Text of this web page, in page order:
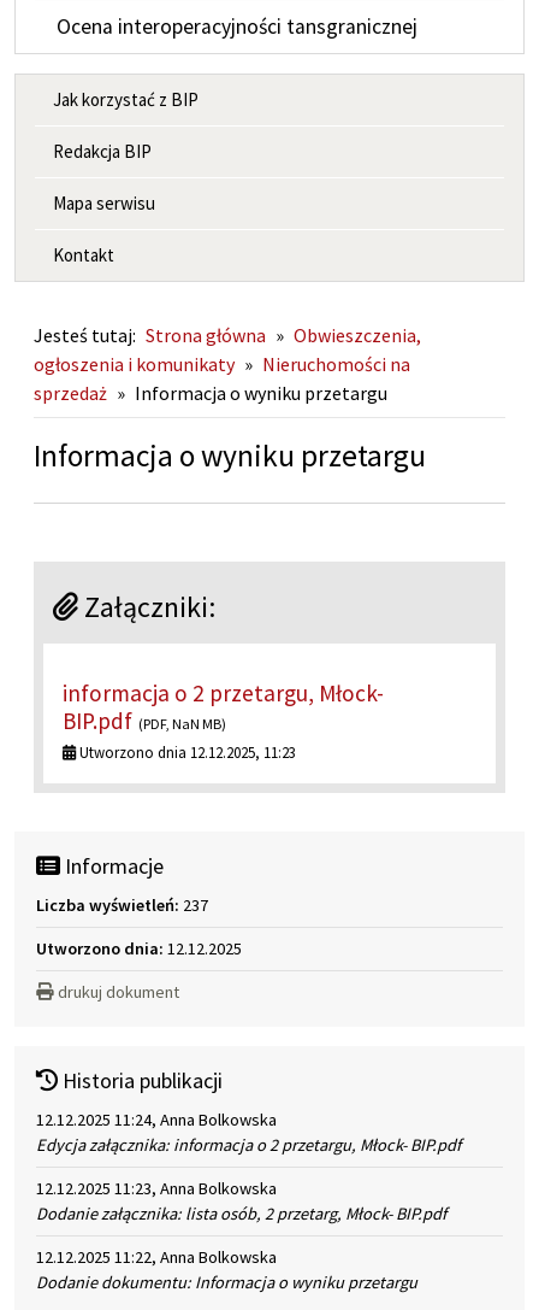
Ocena interoperacyjności tansgranicznej
MENU INFORMACYJNE
Jak korzystać z BIP
Redakcja BIP
Mapa serwisu
Kontakt
Jesteś tutaj: Strona główna » Obwieszczenia,
ogłoszenia i komunikaty » Nieruchomości na
sprzedaż » Informacja o wyniku przetargu
Informacja o wyniku przetargu
Załączniki:
informacja o 2 przetargu, Młock-
BIP.pdf (PDF, NaN MB)
Utworzono dnia 12.12.2025, 11:23
Informacje
Liczba wyświetleń: 237
Utworzono dnia: 12.12.2025
drukuj dokument
Historia publikacji
12.12.2025 11:24, Anna Bolkowska
Edycja załącznika: informacja o 2 przetargu, Młock- BIP.pdf
12.12.2025 11:23, Anna Bolkowska
Dodanie załącznika: lista osób, 2 przetarg, Młock- BIP.pdf
12.12.2025 11:22, Anna Bolkowska
Dodanie dokumentu: Informacja o wyniku przetargu